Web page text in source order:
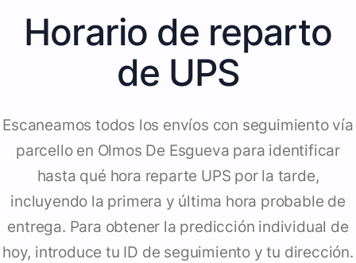
Horario de reparto
de UPS
Escaneamos todos los envíos con seguimiento vía
parcello en Olmos De Esgueva para identificar
hasta qué hora reparte UPS por la tarde,
incluyendo la primera y última hora probable de
entrega. Para obtener la predicción individual de
hoy, introduce tu ID de seguimiento y tu dirección.